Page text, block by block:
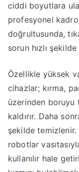
ciddi boyutlara
profesyonel kadro
doğrultusunda,
sorun hızlı şekilde
Özellikle yüksek
cihazlar; kırma,
üzerinden boruyu
kaldırır. Daha
şekilde temizlenir.
robotlar
kullanılır hale